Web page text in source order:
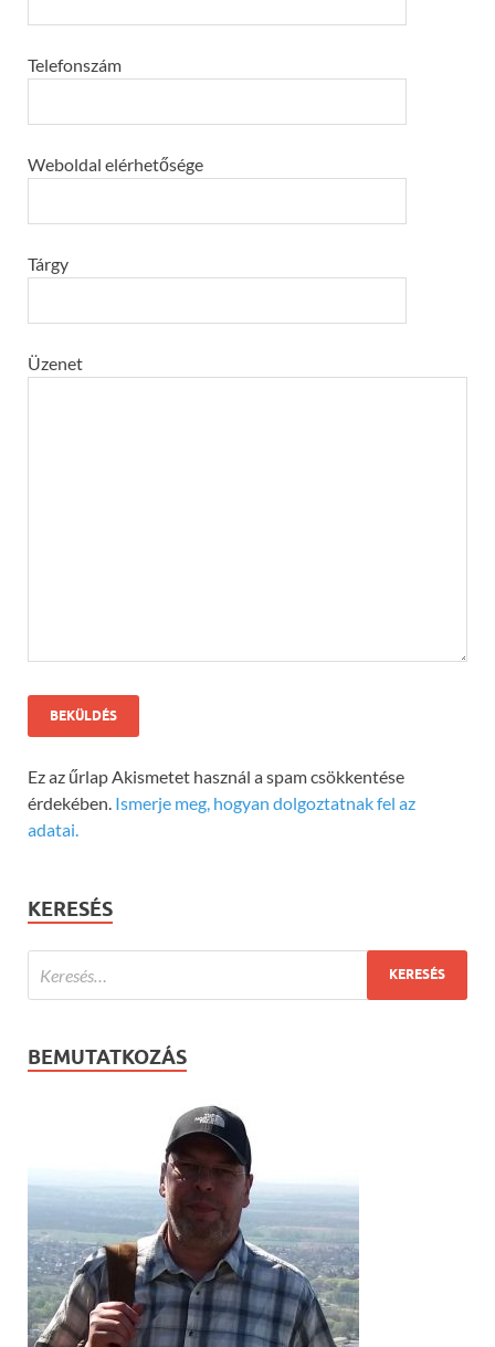
Telefonszám
Weboldal elérhetősége
Tárgy
Üzenet
Ez az űrlap Akismetet használ a spam csökkentése
érdekében. Ismerje meg, hogyan dolgoztatnak fel az
adatai.
KERESÉS
BEMUTATKOZÁS